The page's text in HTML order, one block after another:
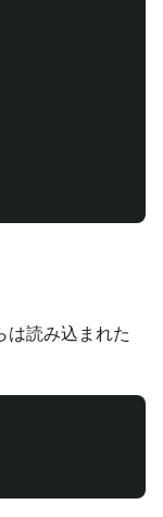
は読み込まれた